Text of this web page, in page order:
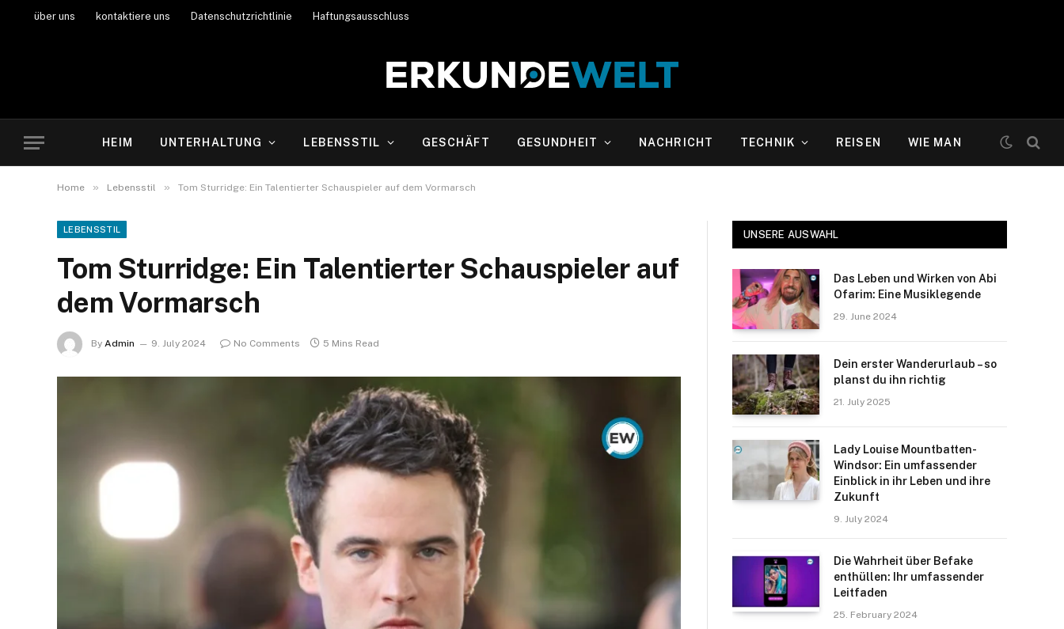
über uns kontaktiere uns Datenschutzrichtlinie Haftungsausschluss
HEIM UNTERHALTUNG LEBENSSTIL GESCHÄFT GESUNDHEIT NACHRICHT TECHNIK REISEN WIE MAN
Home » Lebensstil » Tom Sturridge: Ein Talentierter Schauspieler auf dem Vormarsch
LEBENSSTIL
Tom Sturridge: Ein Talentierter Schauspieler auf
dem Vormarsch
By Admin 9. July 2024 No Comments 5 Mins Read
UNSERE AUSWAHL
Das Leben und Wirken von Abi
Ofarim: Eine Musiklegende
29. June 2024
Dein erster Wanderurlaub – so
planst du ihn richtig
21. July 2025
Lady Louise Mountbatten-
Windsor: Ein umfassender
Einblick in ihr Leben und ihre
Zukunft
9. July 2024
Die Wahrheit über Befake
enthüllen: Ihr umfassender
Leitfaden
25. February 2024